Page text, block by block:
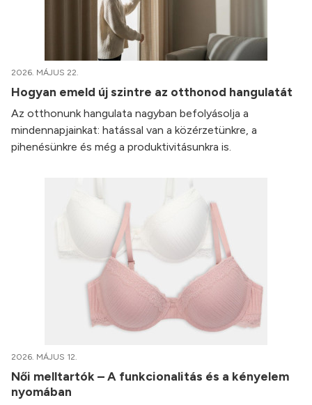
2026. MÁJUS 22.
Hogyan emeld új szintre az otthonod hangulatát
Az otthonunk hangulata nagyban befolyásolja a
mindennapjainkat: hatással van a közérzetünkre, a
pihenésünkre és még a produktivitásunkra is.
2026. MÁJUS 12.
Női melltartók – A funkcionalitás és a kényelem
nyomában